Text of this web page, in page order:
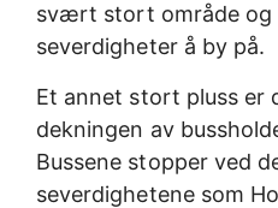
svært stort område og
severdigheter å by på.
Et annet stort pluss er
dekningen av
Bussene stopper ved
severdighetene som